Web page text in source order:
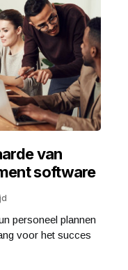
van
software
personeel plannen
voor het succes